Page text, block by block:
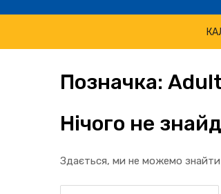
Позначка:
Нічого не
Здається, ми не можемо